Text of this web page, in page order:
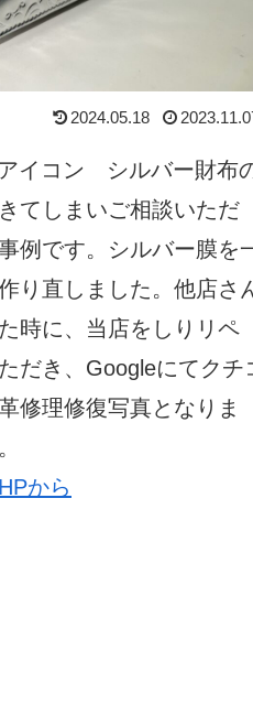
2024.05.18
イコン シルバー財布
てしまいご相談いただ
例です。シルバー膜を
り直しました。他店さ
時に、当店をしりリペ
だき、Googleにてクチ
修理修復写真となりま
から